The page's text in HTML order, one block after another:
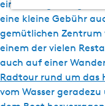
p
a
g
e
einem langen Tag auf
eine kleine Gebühr
gemütlichen Zentrum
einem der vielen
auch auf einer
Radtour rund um das
vom Wasser